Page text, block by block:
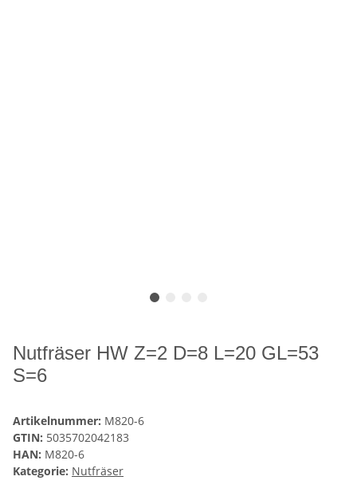
Nutfräser HW Z=2 D=8 L=20 GL=53
S=6
Artikelnummer: M820-6
GTIN: 5035702042183
HAN: M820-6
Kategorie: Nutfräser